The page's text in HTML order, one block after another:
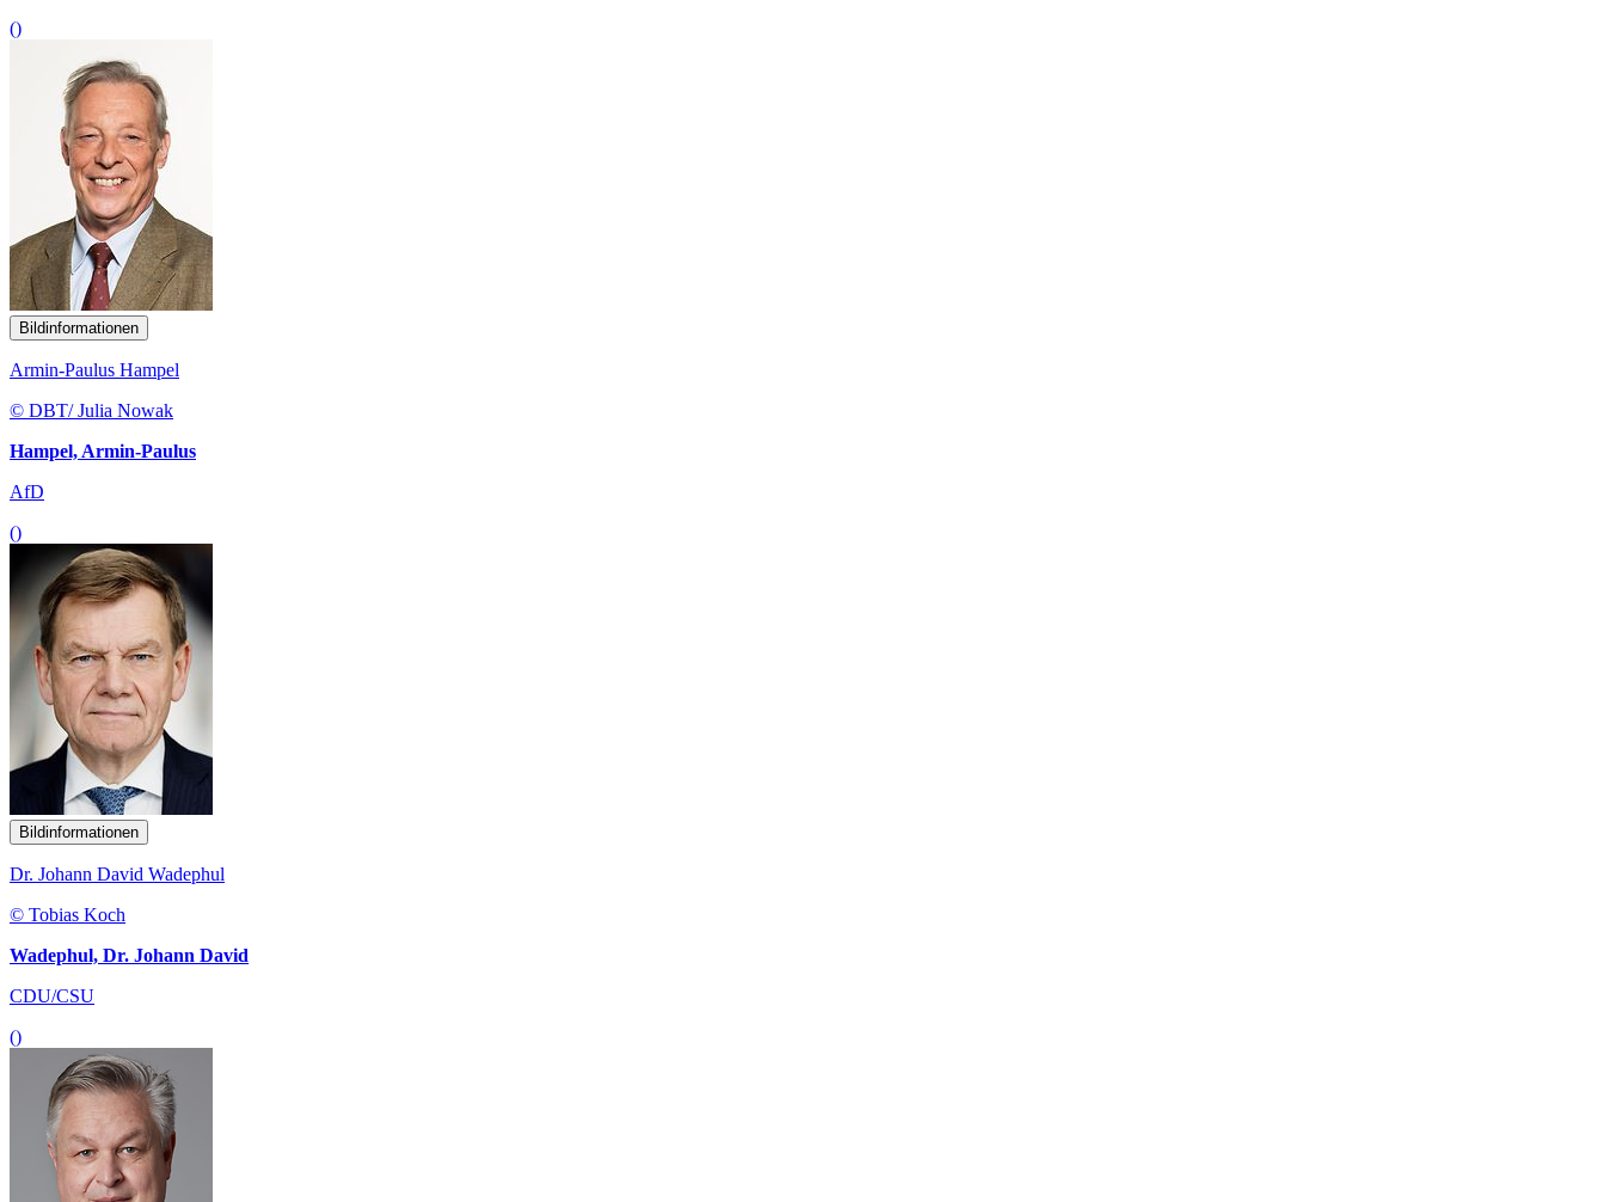
()
Bildinformationen
Armin-Paulus Hampel
© DBT/ Julia Nowak
Hampel, Armin-Paulus
AfD
()
Bildinformationen
Dr. Johann David Wadephul
© Tobias Koch
Wadephul, Dr. Johann David
CDU/CSU
()